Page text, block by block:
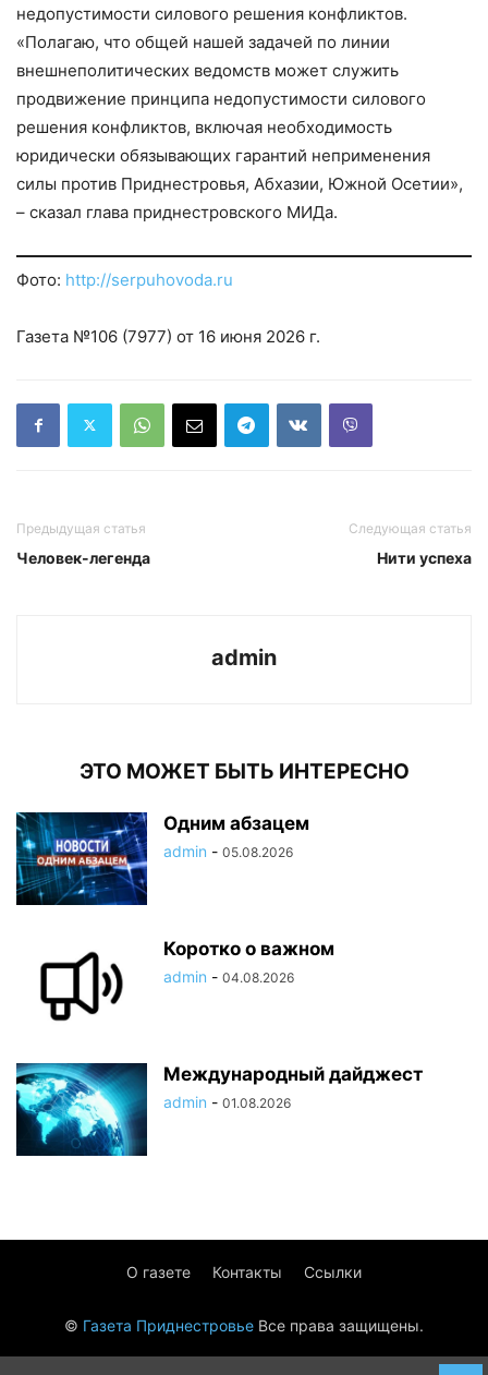
недопустимости силового решения конфликтов.
«Полагаю, что общей нашей задачей по линии
внешнеполитических ведомств может служить
продвижение принципа недопустимости силового
решения конфликтов, включая необходимость
юридически обязывающих гарантий неприменения
силы против Приднестровья, Абхазии, Южной Осетии»,
– сказал глава приднестровского МИДа.
Фото: http://serpuhovoda.ru
Газета №106 (7977) от 16 июня 2026 г.
Предыдущая статья
Человек-легенда
Следующая статья
Нити успеха
admin
ЭТО МОЖЕТ БЫТЬ ИНТЕРЕСНО
Одним абзацем
admin - 05.08.2026
Коротко о важном
admin - 04.08.2026
Международный дайджест
admin - 01.08.2026
О газете Контакты Ссылки
© Газета Приднестровье Все права защищены.